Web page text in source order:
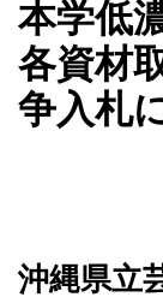
本学低
各資材
争入札
沖縄県立